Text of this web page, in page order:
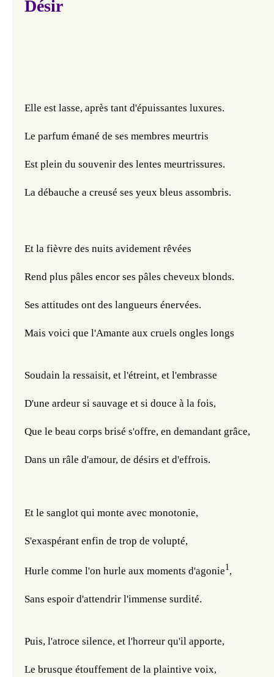
Désir
Elle est lasse, après tant d'épuissantes luxures.
Le parfum émané de ses membres meurtris
Est plein du souvenir des lentes meurtrissures.
La débauche a creusé ses yeux bleus assombris.
Et la fièvre des nuits avidement rêvées
Rend plus pâles encor ses pâles cheveux blonds.
Ses attitudes ont des langueurs énervées.
Mais voici que l'Amante aux cruels ongles longs
Soudain la ressaisit, et l'étreint, et l'embrasse
D'une ardeur si sauvage et si douce à la fois,
Que le beau corps brisé s'offre, en demandant grâce,
Dans un râle d'amour, de désirs et d'effrois.
Et le sanglot qui monte avec monotonie,
S'exaspérant enfin de trop de volupté,
Hurle comme l'on hurle aux moments d'agonie1,
Sans espoir d'attendrir l'immense surdité.
Puis, l'atroce silence, et l'horreur qu'il apporte,
Le brusque étouffement de la plaintive voix,